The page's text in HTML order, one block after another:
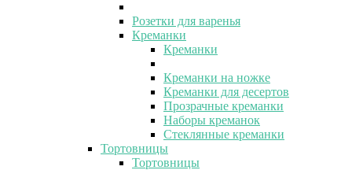
Розетки для варенья
Креманки
Креманки
Креманки на ножке
Креманки для десертов
Прозрачные креманки
Наборы креманок
Стеклянные креманки
Тортовницы
Тортовницы